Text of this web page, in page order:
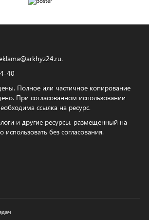
.
Полное или частичное копирование
При согласованном использовании
ссылка на ресурс.
и другие ресурсы, размещенный на
без согласования.